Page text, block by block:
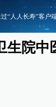
生院中
“人人长寿”客户